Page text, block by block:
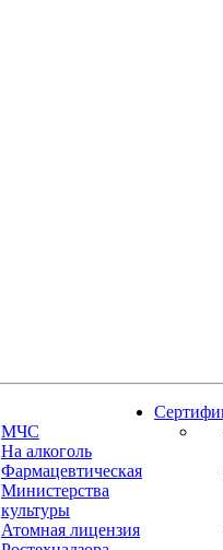
МЧС
На алкоголь
Фармацевтическая
Министерства
культуры
Атомная лицензия